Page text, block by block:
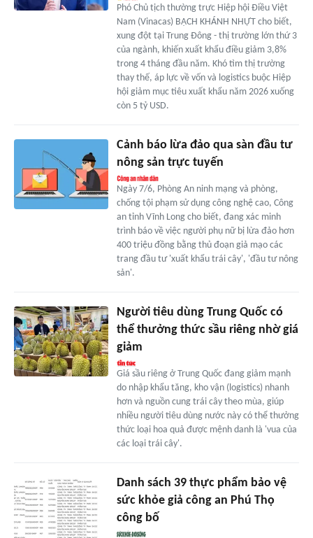
Phó Chủ tịch thường trực Hiệp hội Điều Việt
Nam (Vinacas) BẠCH KHÁNH NHỰT cho biết,
xung đột tại Trung Đông - thị trường lớn thứ 3
của ngành, khiến xuất khẩu điều giảm 3,8%
trong 4 tháng đầu năm. Khó tìm thị trường
thay thế, áp lực về vốn và logistics buộc Hiệp
hội giảm mục tiêu xuất khẩu năm 2026 xuống
còn 5 tỷ USD.
Cảnh báo lừa đảo qua sàn đầu tư
nông sản trực tuyến
Ngày 7/6, Phòng An ninh mạng và phòng,
chống tội phạm sử dụng công nghệ cao, Công
an tỉnh Vĩnh Long cho biết, đang xác minh
trình báo về việc người phụ nữ bị lừa đảo hơn
400 triệu đồng bằng thủ đoạn giả mạo các
trang đầu tư 'xuất khẩu trái cây', 'đầu tư nông
sản'.
Người tiêu dùng Trung Quốc có
thể thưởng thức sầu riêng nhờ giá
giảm
Giá sầu riêng ở Trung Quốc đang giảm mạnh
do nhập khẩu tăng, kho vận (logistics) nhanh
hơn và nguồn cung trái cây theo mùa, giúp
nhiều người tiêu dùng nước này có thể thưởng
thức loại hoa quả được mệnh danh là 'vua của
các loại trái cây'.
Danh sách 39 thực phẩm bảo vệ
sức khỏe giả công an Phú Thọ
công bố